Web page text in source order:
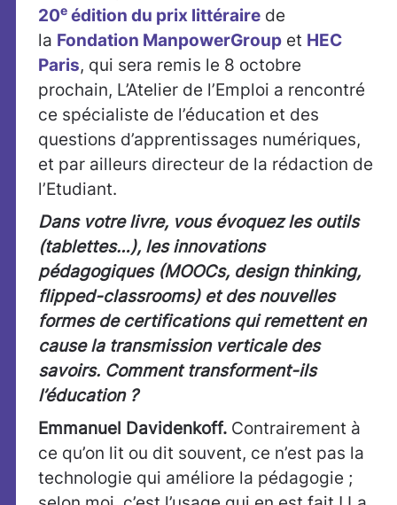
20e édition du prix littéraire de
la Fondation ManpowerGroup et HEC
Paris, qui sera remis le 8 octobre
prochain, L’Atelier de l’Emploi a rencontré
ce spécialiste de l’éducation et des
questions d’apprentissages numériques,
et par ailleurs directeur de la rédaction de
l’Etudiant.
Dans votre livre, vous évoquez les outils
(tablettes…), les innovations
pédagogiques (MOOCs, design thinking,
flipped-classrooms) et des nouvelles
formes de certifications qui remettent en
cause la transmission verticale des
savoirs. Comment transforment-ils
l’éducation ?
Emmanuel Davidenkoff. Contrairement à
ce qu’on lit ou dit souvent, ce n’est pas la
technologie qui améliore la pédagogie ;